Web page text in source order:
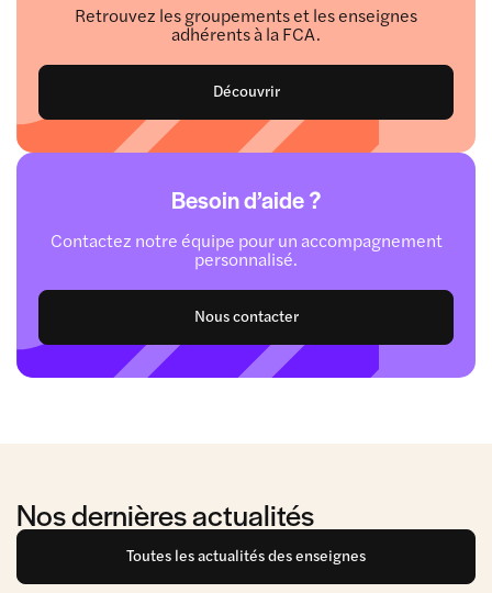
Retrouvez les groupements et les enseignes
adhérents à la FCA.
Découvrir
Besoin d’aide ?
Contactez notre équipe pour un accompagnement
personnalisé.
Nous contacter
Nos dernières actualités
Toutes les actualités des enseignes